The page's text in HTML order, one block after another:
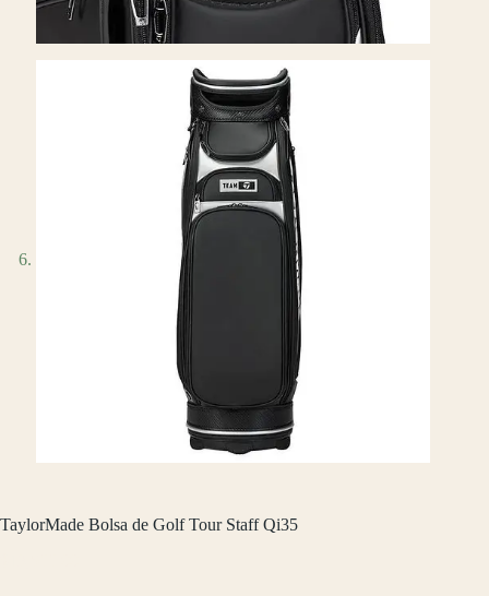
TaylorMade Bolsa de Golf Tour Staff Qi35